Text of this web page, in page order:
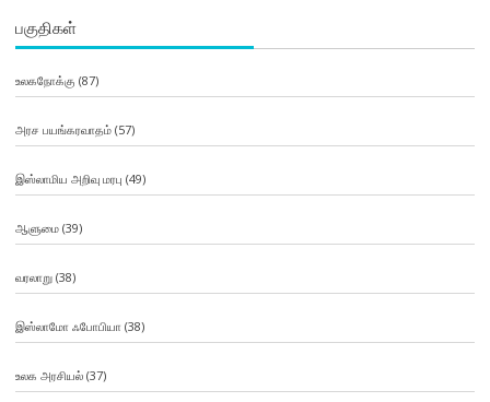
பகுதிகள்
உலகநோக்கு (87)
அரச பயங்கரவாதம்(57)
இஸ்லாமிய அறிவு மரபு (49)
ஆளுமை(39)
வரலாறு(38)
இஸ்லாமோ ஃபோபியா (38)
உலக அரசியல்(37)